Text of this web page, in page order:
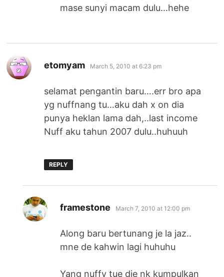
mase sunyi macam dulu…hehe
etomyam says:
March 5, 2010 at 6:23 pm
selamat pengantin baru….err bro apa
yg nuffnang tu…aku dah x on dia
punya heklan lama dah,..last income
Nuff aku tahun 2007 dulu..huhuuh
REPLY
framestone says:
March 7, 2010 at 12:00 pm
Along baru bertunang je la jaz..
mne de kahwin lagi huhuhu
Yang nuffy tue die nk kumpulkan